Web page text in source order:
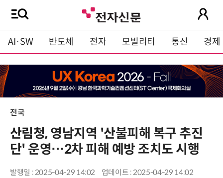
AI·SW 반도체 전자 모빌리티 통신 경제
전국
산림청, 영남지역 '산불피해 복구 추진
단' 운영…2차 피해 예방 조치도 시행
발행일 : 2025-04-29 14:02 업데이트 : 2025-04-29 14:02